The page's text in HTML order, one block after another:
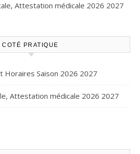
Attestation médicale 2026 2027
COTÉ PRATIQUE
Horaires Saison 2026 2027
Attestation médicale 2026 2027